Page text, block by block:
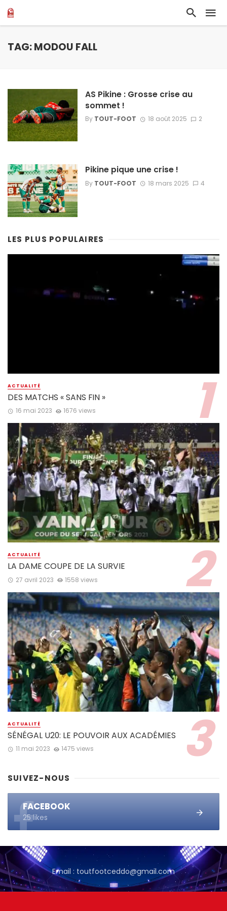
TAG: MODOU FALL
AS Pikine : Grosse crise au
sommet !
By TOUT-FOOT 18 août 2025 2
Pikine pique une crise !
By TOUT-FOOT 18 mars 2025 4
LES PLUS POPULAIRES
ACTUALITÉ
DES MATCHS « SANS FIN »
16 mai 2023 1676 views
ACTUALITÉ
LA DAME COUPE DE LA SURVIE
27 avril 2023 1558 views
ACTUALITÉ
SÉNÉGAL U20: LE POUVOIR AUX ACADÉMIES
11 mai 2023 1475 views
SUIVEZ-NOUS
FACEBOOK
25 likes
Email : toutfootceddo@gmail.com